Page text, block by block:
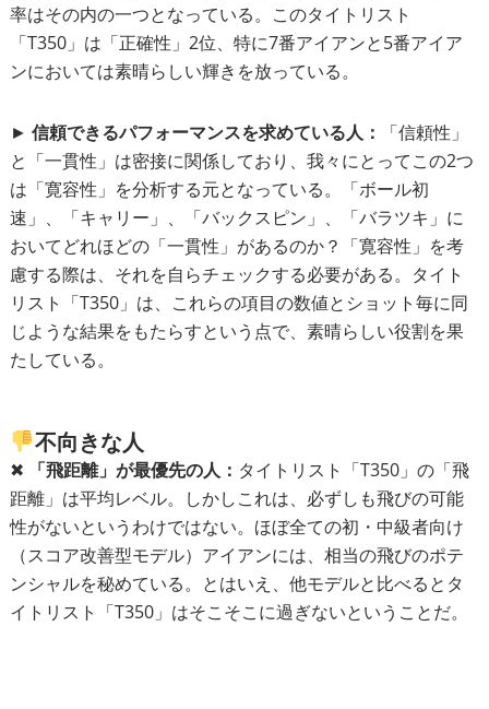
率はその内の一つとなっている。このタイトリスト
「T350」は「正確性」2位、特に7番アイアンと5番アイア
ンにおいては素晴らしい輝きを放っている。
► 信頼できるパフォーマンスを求めている人：
「信頼性」
と「一貫性」は密接に関係しており、我々にとってこの2つ
は「寛容性」を分析する元となっている。「ボール初
速」、「キャリー」、「バックスピン」、「バラツキ」に
おいてどれほどの「一貫性」があるのか？「寛容性」を考
慮する際は、それを自らチェックする必要がある。タイト
リスト「T350」は、これらの項目の数値とショット毎に同
じような結果をもたらすという点で、素晴らしい役割を果
たしている。
不向きな人
✖︎ 「飛距離」が最優先の人： タイトリスト「T350」の「飛
距離」は平均レベル。しかしこれは、必ずしも飛びの可能
性がないというわけではない。ほぼ全ての初・中級者向け
（スコア改善型モデル）アイアンには、相当の飛びのポテ
ンシャルを秘めている。とはいえ、他モデルと比べるとタ
イトリスト「T350」はそこそこに過ぎないということだ。